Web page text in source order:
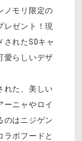
ノモリ限定の
レゼント！現
れたSDキャ
愛らしいデザ
れた、美しい
ーニャやロイ
のはニジゲン
ラボフードと